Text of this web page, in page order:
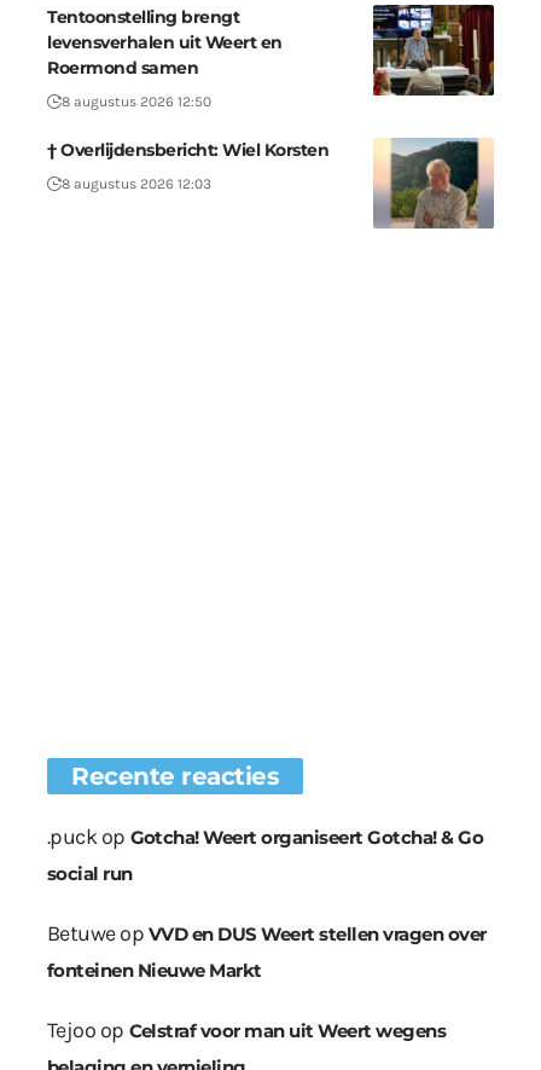
Tentoonstelling brengt
levensverhalen uit Weert en
Roermond samen
8 augustus 2026 12:50
† Overlijdensbericht: Wiel Korsten
8 augustus 2026 12:03
Recente reacties
.puckop Gotcha! Weert organiseert Gotcha! & Go
social run
Betuweop VVD en DUS Weert stellen vragen over
fonteinen Nieuwe Markt
Tejoo op Celstraf voor man uit Weert wegens